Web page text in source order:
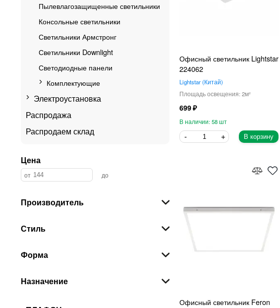
Пылевлагозащищенные светильники
Консольные светильники
Светильники Армстронг
Светильники Downlight
Светодиодные панели
Комплектующие
Электроустановка
Распродажа
Распродаем склад
Цена
Производитель
Стиль
Форма
Назначение
Офисный светильник Lightstar
224062
Lightstar Китай
2
699
58
В корзину
Офисный светильник Feron